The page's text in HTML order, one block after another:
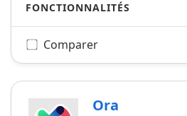
FONCTIONNALITÉS
Comparer
Ora